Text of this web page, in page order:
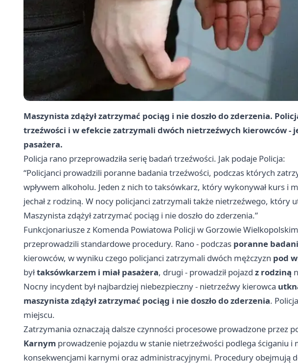
Maszynista zdążył zatrzymać pociąg i nie doszło do zderzenia.
trzeźwości i w efekcie zatrzymali dwóch nietrzeźwych kierowców -
pasażera.
Policja rano przeprowadziła serię badań trzeźwości. Jak podaje Policja:
“Policjanci prowadzili poranne badania trzeźwości, podczas których
wpływem alkoholu. Jeden z nich to taksówkarz, który wykonywał kurs i
jechał z rodziną. W nocy policjanci zatrzymali także nietrzeźwego, który
Maszynista zdążył zatrzymać pociąg i nie doszło do zderzenia.”
Funkcjonariusze z Komenda Powiatowa Policji w Gorzowie
przeprowadzili standardowe procedury. Rano - podczas poranne
kierowców, w wyniku czego policjanci zatrzymali dwóch mężczyzn pod
byłtaksówkarzem i miał pasażera, drugi - prowadził pojazd z rodziną
Nocny incydent był najbardziej niebezpieczny - nietrzeźwy kierowca
maszynista zdążył zatrzymać pociąg i nie doszło do zderzenia.
miejscu.
Zatrzymania oznaczają dalsze czynności procesowe prowadzone przez
Karnym prowadzenie pojazdu w stanie nietrzeźwości podlega ściganiu i
konsekwencjami karnymi oraz administracyjnymi. Procedury obejmują